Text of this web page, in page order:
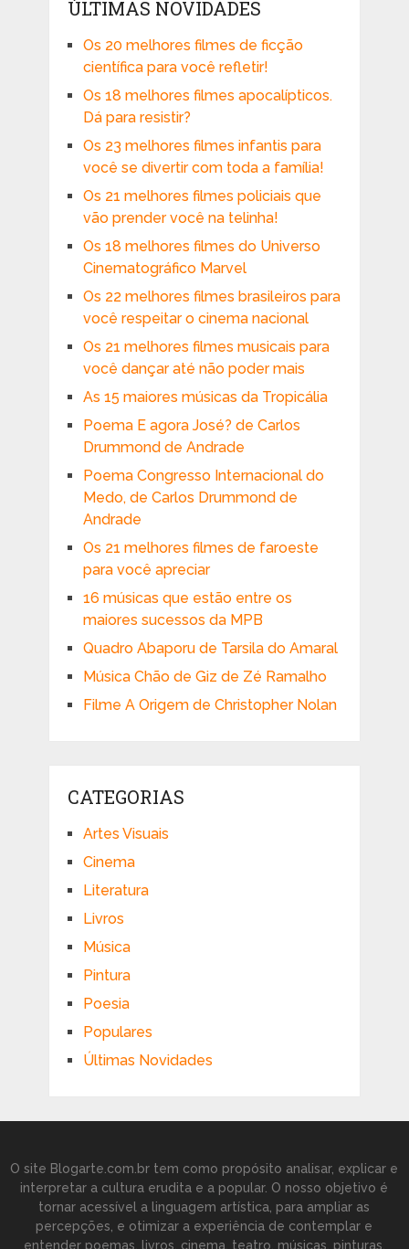
ÚLTIMAS NOVIDADES
Os 20 melhores filmes de ficção
científica para você refletir!
Os 18 melhores filmes apocalípticos.
Dá para resistir?
Os 23 melhores filmes infantis para
você se divertir com toda a família!
Os 21 melhores filmes policiais que
vão prender você na telinha!
Os 18 melhores filmes do Universo
Cinematográfico Marvel
Os 22 melhores filmes brasileiros para
você respeitar o cinema nacional
Os 21 melhores filmes musicais para
você dançar até não poder mais
As 15 maiores músicas da Tropicália
Poema E agora José? de Carlos
Drummond de Andrade
Poema Congresso Internacional do
Medo, de Carlos Drummond de
Andrade
Os 21 melhores filmes de faroeste
para você apreciar
16 músicas que estão entre os
maiores sucessos da MPB
Quadro Abaporu de Tarsila do Amaral
Música Chão de Giz de Zé Ramalho
Filme A Origem de Christopher Nolan
CATEGORIAS
Artes Visuais
Cinema
Literatura
Livros
Música
Pintura
Poesia
Populares
Últimas Novidades
O site Blogarte.com.br tem como propósito analisar, explicar e
interpretar a cultura erudita e a popular. O nosso objetivo é
tornar acessível a linguagem artística, para ampliar as
percepções, e otimizar a experiência de contemplar e
entender poemas, livros, cinema, teatro, músicas, pinturas,